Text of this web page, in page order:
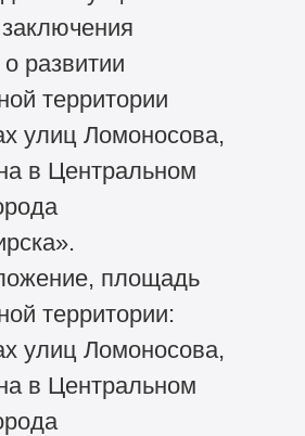
развитии
территории
улиц Ломоносова,
в Центральном
площадь
территории:
улиц Ломоносова,
в Центральном